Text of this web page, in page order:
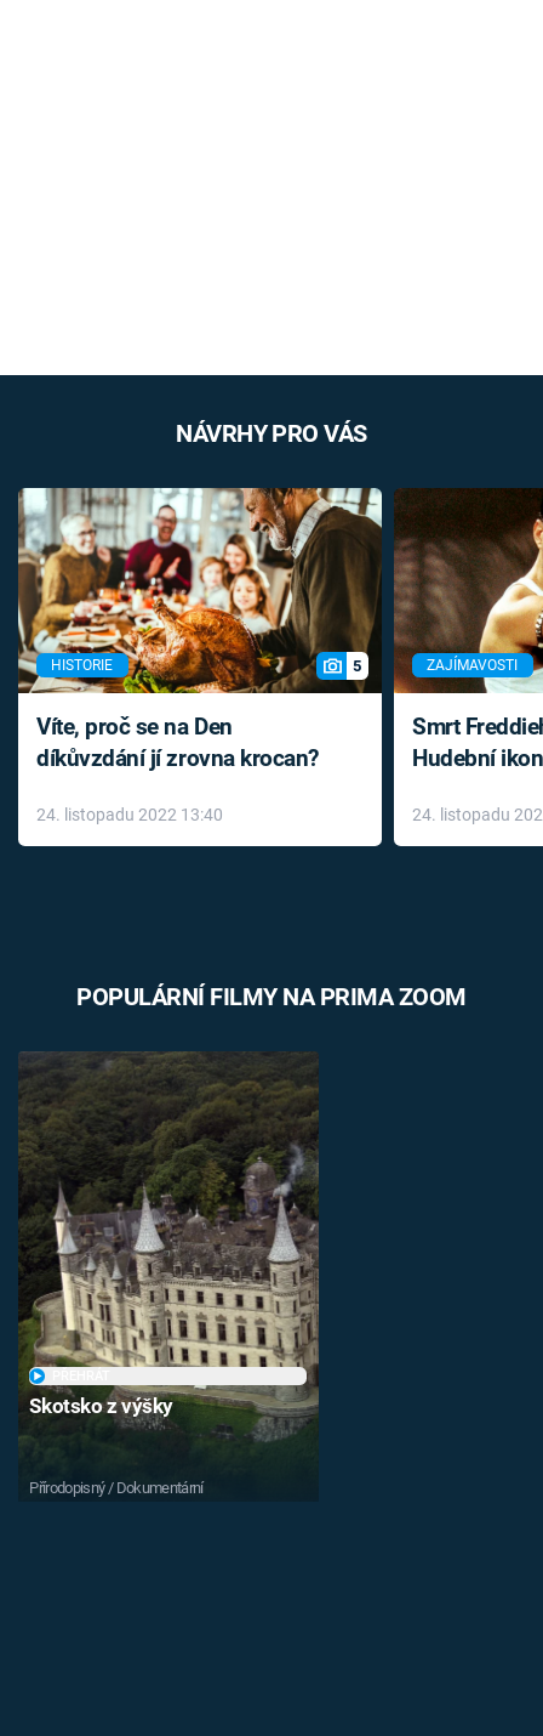
NÁVRHY PRO VÁS
HISTORIE 5
Víte, proč se na Den
díkůvzdání jí zrovna krocan?
24. listopadu 2022 13:40
ZAJÍMAVOSTI
Smrt
Hudební
léky
24. listopadu
POPULÁRNÍ FILMY NA PRIMA ZOOM
Skotsko z výšky
Přírodopisný / Dokumentární